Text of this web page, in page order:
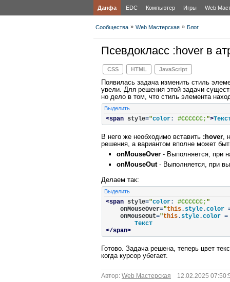
Данфа EDC Компьютер Игры Web
Сообщества » Web Мастерская » Блог
Псевдокласс :hover в
CSS HTML JavaScript
Появилась задача изменить стиль
увели. Для решения этой задачи
но дело в том, что стиль элемента
Выделить
<span style="color: #CCCCCC; ">
В него же необходимо вставить :hover,
решения, а вариантом вполне может
onMouseOver - Выполняется, при
onMouseOut- Выполняется, при
Делаем так:
Выделить
<span style="color: #CCCCCC; "
onMouseOver="this.style.color
onMouseOut="this.style.color =
</span>
Готово. Задача решена, теперь цвет
когда курсор убегает.
Автор: Web Мастерская 12.02.2025